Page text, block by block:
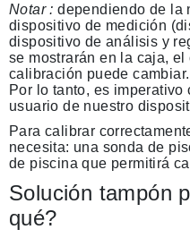
Notar : dependiendo de la
dispositivo de medición
dispositivo de análisis y
se mostrarán en la caja,
calibración puede cambiar.
Por lo tanto, es
usuario de nuestro
Para calibrar
necesita: una sonda de
de piscina que permitirá
Solución tampón
qué?